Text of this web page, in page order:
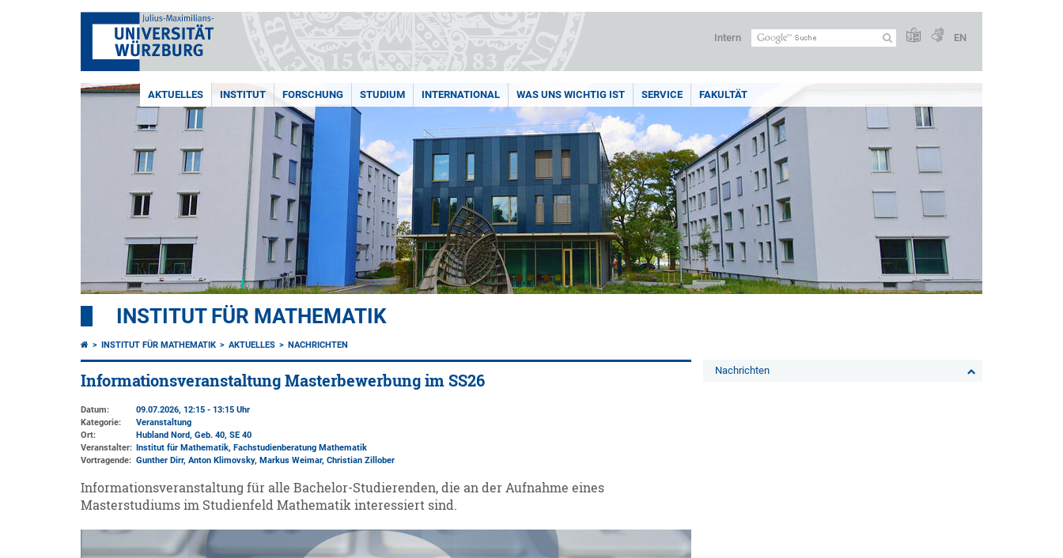
Intern EN
AKTUELLES INSTITUT FORSCHUNG STUDIUM INTERNATIONAL WAS UNS WICHTIG IST SERVICE FAKULTÄT
INSTITUT FÜR MATHEMATIK
INSTITUT FÜR MATHEMATIK AKTUELLES NACHRICHTEN
Informationsveranstaltung Masterbewerbung im SS26
Datum:
09.07.2026, 12:15 - 13:15 Uhr
Kategorie:
Veranstaltung
Ort:
Hubland Nord, Geb. 40, SE 40
Veranstalter: Institut für Mathematik, Fachstudienberatung Mathematik
Vortragende: Gunther Dirr, Anton Klimovsky, Markus Weimar, Christian Zillober
Informationsveranstaltung für alle Bachelor-Studierenden, die an der Aufnahme eines
Masterstudiums im Studienfeld Mathematik interessiert sind.
Nachrichten